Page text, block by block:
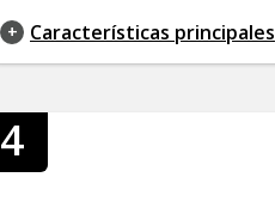
Características principales
4